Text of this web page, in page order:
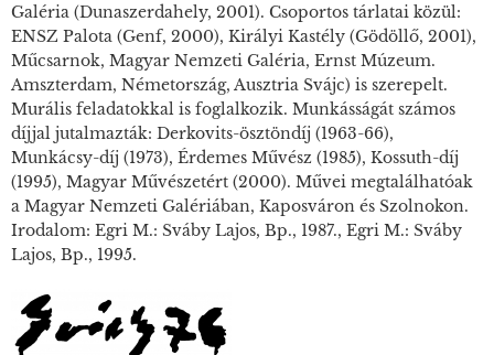
Galéria (Dunaszerdahely, 2001). Csoportos tárlatai közül:
ENSZ Palota (Genf, 2000), Királyi Kastély (Gödöllő, 2001),
Műcsarnok, Magyar Nemzeti Galéria, Ernst Múzeum.
Amszterdam, Németország, Ausztria Svájc) is szerepelt.
Murális feladatokkal is foglalkozik. Munkásságát számos
díjjal jutalmazták: Derkovits-ösztöndíj (1963-66),
Munkácsy-díj (1973), Érdemes Művész (1985), Kossuth-díj
(1995), Magyar Művészetért (2000). Művei megtalálhatóak
a Magyar Nemzeti Galériában, Kaposváron és Szolnokon.
Irodalom: Egri M.: Sváby Lajos, Bp., 1987., Egri M.: Sváby
Lajos, Bp., 1995.